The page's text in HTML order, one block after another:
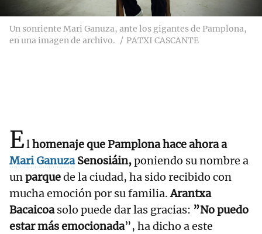
Un sonriente Mari Ganuza, ante los gigantes de Pamplona,
en una imagen de archivo.
PATXI CASCANTE
Elhomenaje que Pamplona hace ahora a
Mari GanuzaSenosiáin,poniendo su nombre a
unparquede la ciudad, ha sido recibido con
mucha emoción por su familia.Arantxa
Bacaicoasolo puede dar las gracias: ”No puedo
estar más emocionada”, ha dicho a este